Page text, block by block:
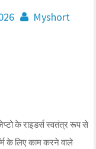
Myshort
के राइडर्स स्वतंत्र रूप से
के लिए काम करने वाले